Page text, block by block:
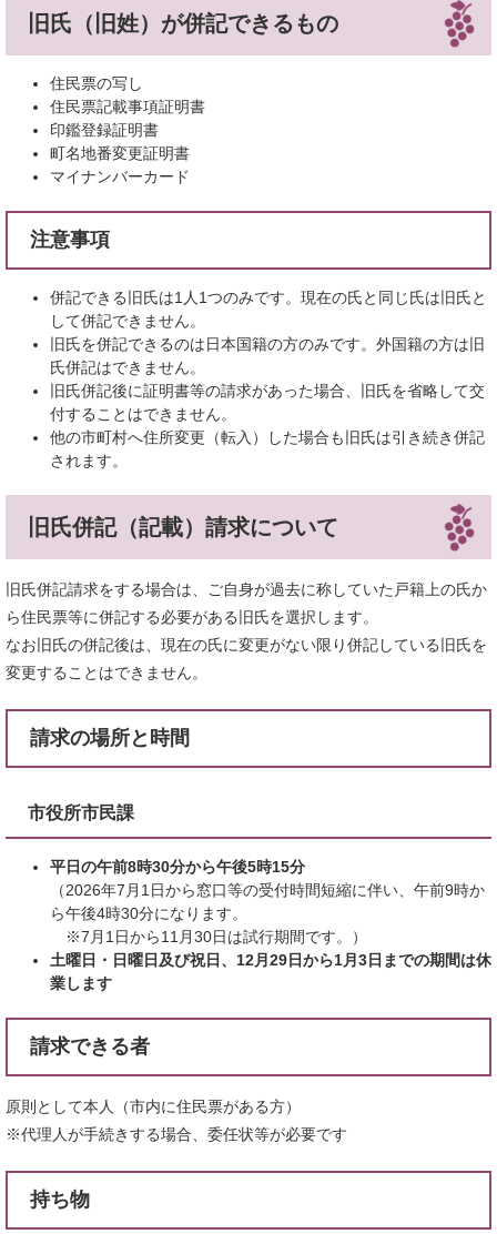
旧氏（旧姓）が併記できるもの
住民票の写し
住民票記載事項証明書
印鑑登録証明書
町名地番変更証明書
マイナンバーカード
注意事項
併記できる旧氏は1人1つのみです。現在の氏と同じ氏は旧氏と
して併記できません。
旧氏を併記できるのは日本国籍の方のみです。外国籍の方は旧
氏併記はできません。
旧氏併記後に証明書等の請求があった場合、旧氏を省略して交
付することはできません。
他の市町村へ住所変更（転入）した場合も旧氏は引き続き併記
されます。
旧氏併記（記載）請求について
旧氏併記請求をする場合は、ご自身が過去に称していた戸籍上の氏か
ら住民票等に併記する必要がある旧氏を選択します。
なお旧氏の併記後は、現在の氏に変更がない限り併記している旧氏を
変更することはできません。
請求の場所と時間
市役所市民課
平日の午前8時30分から午後5時15分
​（2026年7月1日から窓口等の受付時間短縮に伴い、午前9時か
ら午後4時30分になります。
※7月1日から11月30日は試行期間です。）
土曜日・日曜日及び祝日、12月29日から1月3日までの期間は休
業します
請求できる者
原則として本人（市内に住民票がある方）
※代理人が手続きする場合、委任状等が必要です
持ち物